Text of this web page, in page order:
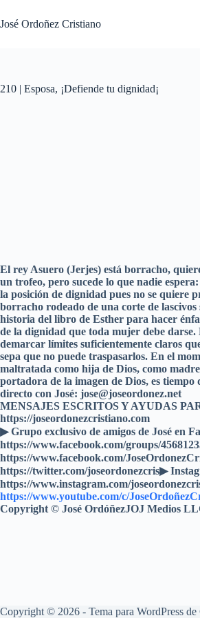
al
contenido
José Ordoñez Cristiano
210 | Esposa, ¡Defiende tu dignidad¡
El rey Asuero (Jerjes) está borracho,
un trofeo, pero sucede lo que nadie
la posición de dignidad pues no se quiere
borracho rodeado de una corte de lascivos
historia del libro de Esther para hacer
de la dignidad que toda mujer debe
demarcar límites suficientemente claros
sepa que no puede traspasarlos. En el
maltratada como hija de Dios, como
portadora de la imagen de Dios, es tiempo
directo con José: jose@joseordonez.net
MENSAJES ESCRITOS Y AYUDAS
https://joseordonezcristiano.com
▶︎ Grupo exclusivo de amigos de José en
https://www.facebook.com/groups/
https://www.facebook.com/
https://twitter.com/joseordonezcris▶
https://www.instagram.com/
https://www.youtube.com/c/
Copyright © José OrdóñezJOJ Medios
Copyright © 2026 - Tema para WordPress de